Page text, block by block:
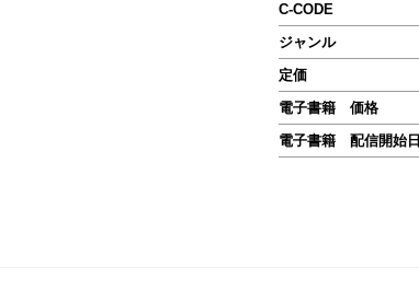
C-CODE
ジャンル
定価
電子書籍 価格
電子書籍 配信開始日